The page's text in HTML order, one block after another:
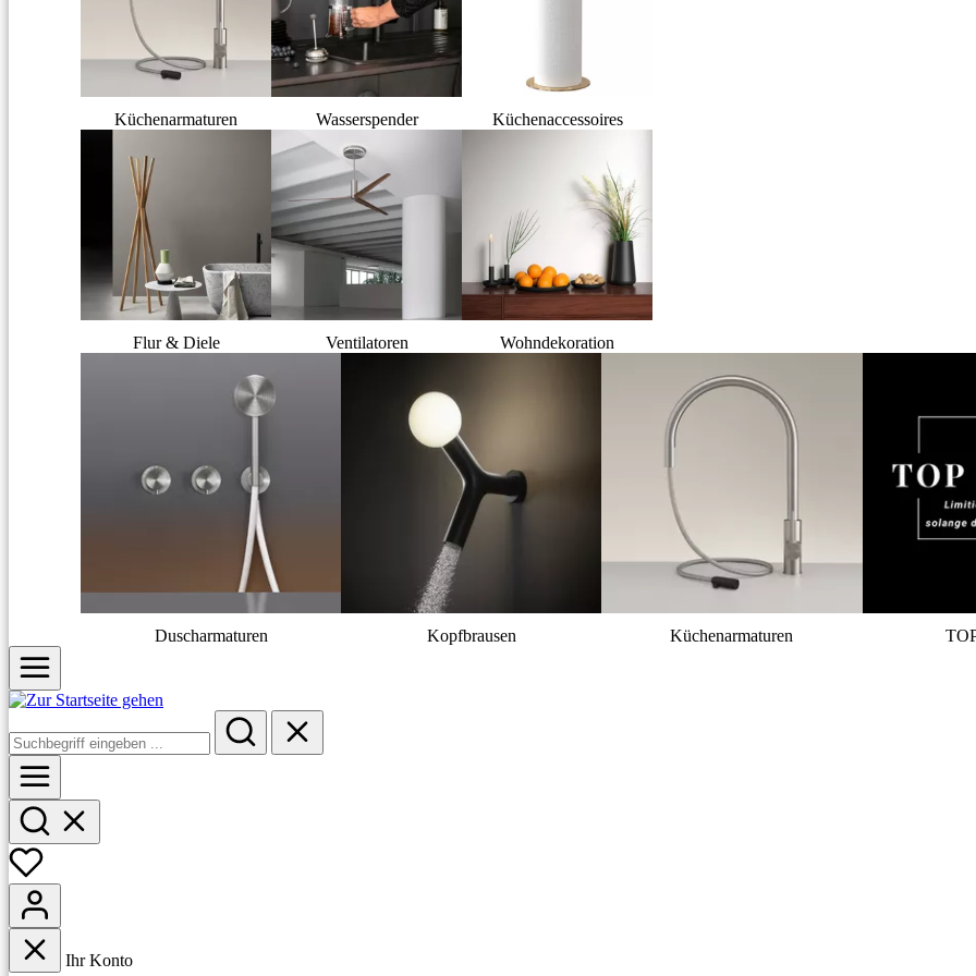
Küchenarmaturen Wasserspender Küchenaccessoires
Flur & Diele Ventilatoren Wohndekoration
Duscharmaturen Kopfbrausen Küchenarmaturen
Ihr Konto